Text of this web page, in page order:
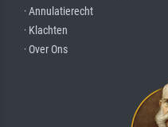
· Annulatierecht
· Klachten
· Over Ons